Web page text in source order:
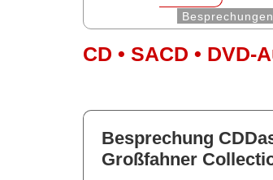
Besprechungen
CD • SACD • DVD-
Besprechung
Großfahner